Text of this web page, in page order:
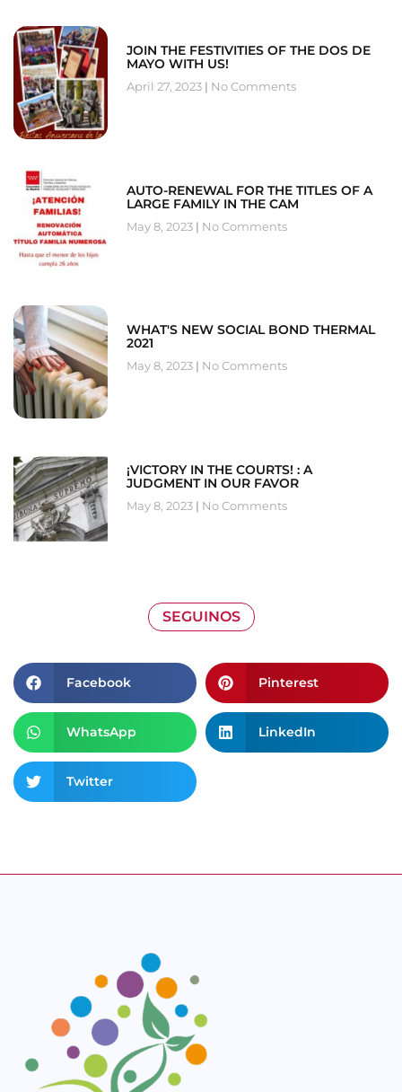
JOIN THE FESTIVITIES OF THE DOS DE
MAYO WITH US!
April 27, 2023 No Comments
AUTO-RENEWAL FOR THE TITLES OF A
LARGE FAMILY IN THE CAM
May 8, 2023 No Comments
WHAT'S NEW SOCIAL BOND THERMAL
2021
May 8, 2023 No Comments
¡VICTORY IN THE COURTS! : A
JUDGMENT IN OUR FAVOR
May 8, 2023 No Comments
SEGUINOS
Facebook Pinterest
WhatsApp LinkedIn
Twitter